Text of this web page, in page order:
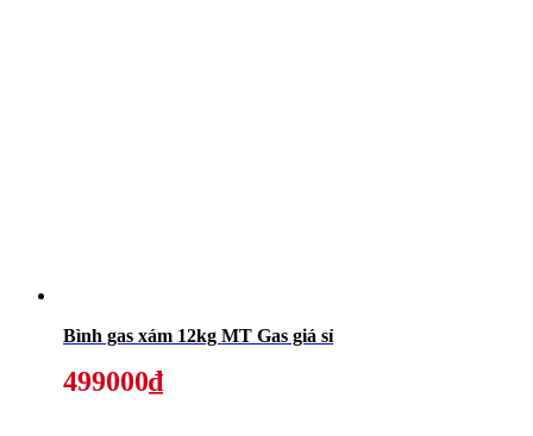
Bình gas xám 12kg MT Gas giá sỉ
499000₫